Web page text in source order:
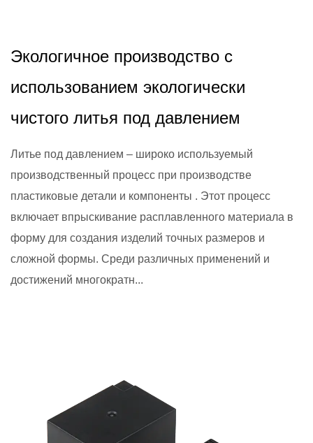
Экологичное производство с
использованием экологически
чистого литья под давлением
Литье под давлением – широко используемый
производственный процесс при производстве
пластиковые детали и компоненты . Этот процесс
включает впрыскивание расплавленного материала в
форму для создания изделий точных размеров и
сложной формы. Среди различных применений и
достижений многократн...